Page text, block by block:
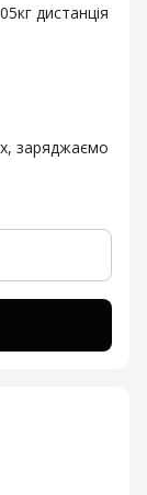
дистанція
заряджаємо